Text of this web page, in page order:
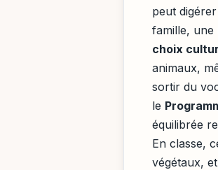
peut
famille, une
choix
animaux,
sortir du
le
équilibrée
En classe,
végétaux, et